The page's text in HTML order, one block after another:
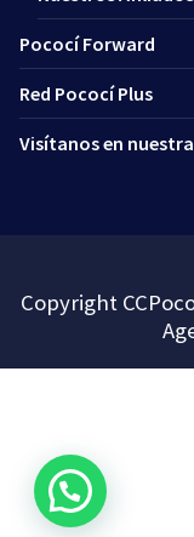
Pococí Forward
Red Pococí Plus
Visítanos en
Copyright